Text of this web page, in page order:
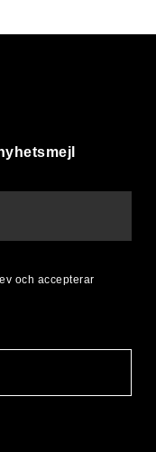
och accepterar